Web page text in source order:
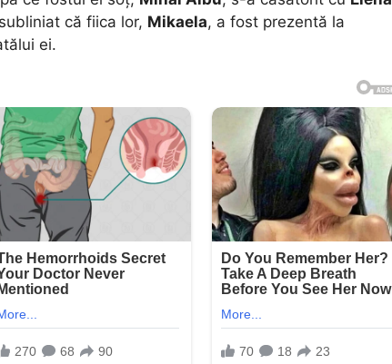
că fiica lor, Mikaela, a fost prezentă la
ei.